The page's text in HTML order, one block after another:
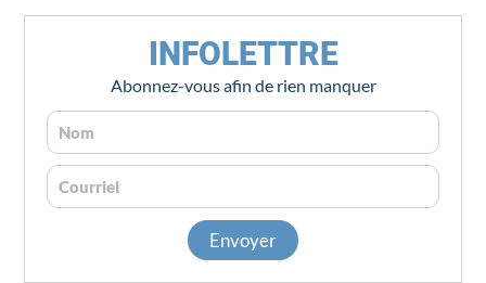
INFOLETTRE
Abonnez-vous afin de rien manquer